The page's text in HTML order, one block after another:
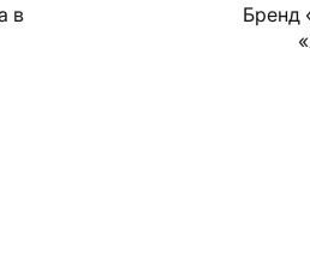
в
Бренд